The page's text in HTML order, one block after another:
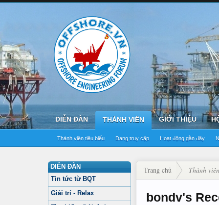
DIỄN ĐÀN THÀNH VIÊN
Thành viên tiêu biểu Đang truy cập Hoạt động gần đây
GIỚI THIỆU
DIỄN ĐÀN
Tin tức từ BQT
Giải trí - Relax
Trang chủ Thành viên
bondv's